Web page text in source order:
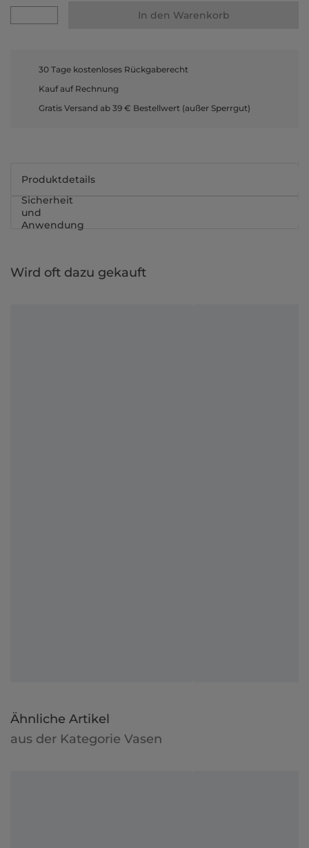
In den Warenkorb
30 Tage kostenloses Rückgaberecht
Kauf auf Rechnung
Gratis Versand ab 39 € Bestellwert (außer Sperrgut)
Produktdetails
Sicherheit
und
Anwendung
Wird oft dazu gekauft
Ähnliche Artikel
aus der Kategorie Vasen